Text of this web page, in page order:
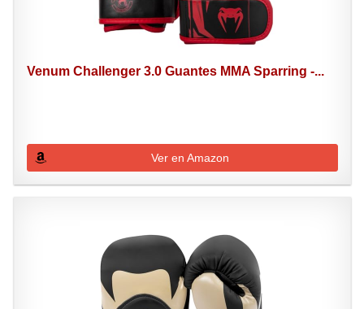
Venum Challenger 3.0 Guantes MMA Sparring -...
Ver en Amazon